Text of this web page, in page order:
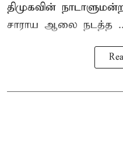
திமுகவின்
சாராய ஆலை நடத்த